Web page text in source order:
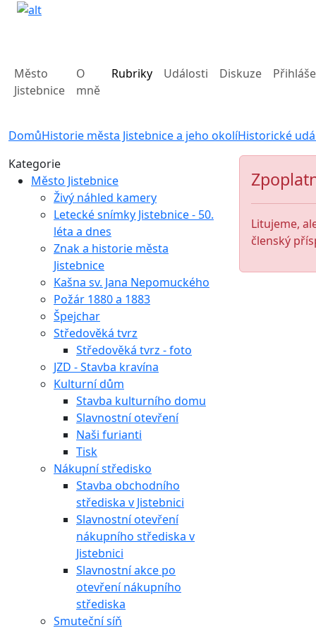
Město
Jistebnice
O
mně
Rubriky Události Diskuze
DomůHistorie města Jistebnice a jeho okolíHistorické
Litujeme,
členský
Kategorie
Město Jistebnice
Živý náhled kamery
Letecké snímky Jistebnice - 50.
léta a dnes
Znak a historie města
Jistebnice
Kašna sv. Jana Nepomuckého
Požár 1880 a 1883
Špejchar
Středověká tvrz
Středověká tvrz - foto
JZD - Stavba kravína
Kulturní dům
Stavba kulturního domu
Slavnostní otevření
Naši furianti
Tisk
Nákupní středisko
Stavba obchodního
střediska v Jistebnici
Slavnostní otevření
nákupního střediska v
Jistebnici
Slavnostní akce po
otevření nákupního
střediska
Smuteční síň